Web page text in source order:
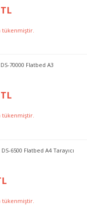
tükenmiştir.
70000 Flatbed A3
tükenmiştir.
6500 Flatbed A4 Tarayıcı
tükenmiştir.